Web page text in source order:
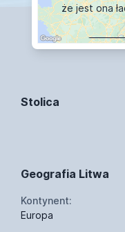
że jest ona
Stolica
Geografia Litwa
Kontynent:
Europa